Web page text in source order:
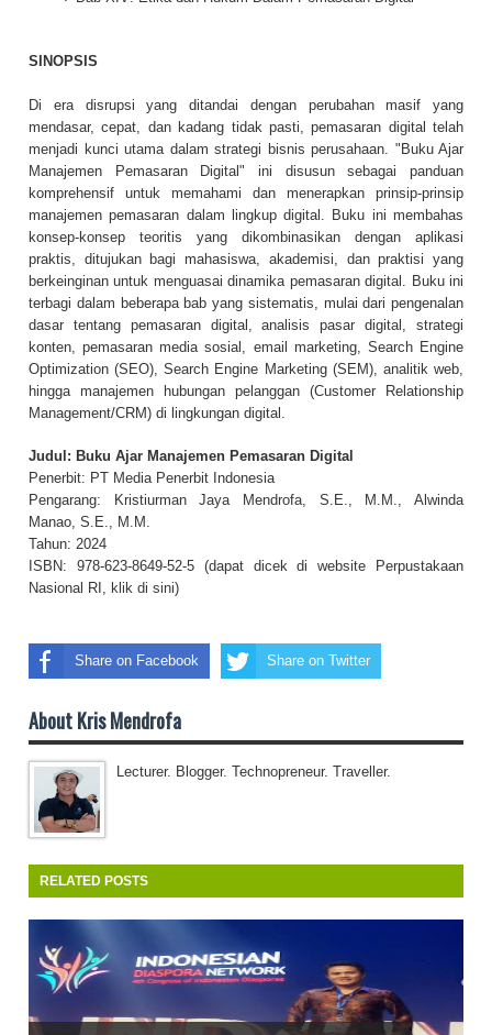
SINOPSIS
Di era disrupsi yang ditandai dengan perubahan masif yang
mendasar, cepat, dan kadang tidak pasti, pemasaran digital telah
menjadi kunci utama dalam strategi bisnis perusahaan. "Buku Ajar
Manajemen Pemasaran Digital" ini disusun sebagai panduan
komprehensif untuk memahami dan menerapkan prinsip-prinsip
manajemen pemasaran dalam lingkup digital. Buku ini membahas
konsep-konsep teoritis yang dikombinasikan dengan aplikasi
praktis, ditujukan bagi mahasiswa, akademisi, dan praktisi yang
berkeinginan untuk menguasai dinamika pemasaran digital. Buku ini
terbagi dalam beberapa bab yang sistematis, mulai dari pengenalan
dasar tentang pemasaran digital, analisis pasar digital, strategi
konten, pemasaran media sosial, email marketing, Search Engine
Optimization (SEO), Search Engine Marketing (SEM), analitik web,
hingga manajemen hubungan pelanggan (Customer Relationship
Management/CRM) di lingkungan digital.
Judul: Buku Ajar Manajemen Pemasaran Digital
Penerbit: PT Media Penerbit Indonesia
Pengarang: Kristiurman Jaya Mendrofa, S.E., M.M., Alwinda
Manao, S.E., M.M.
Tahun: 2024
ISBN: 978-623-8649-52-5 (dapat dicek di website Perpustakaan
Nasional RI, klik di sini)
Share on Facebook Share on Twitter
About Kris Mendrofa
Lecturer. Blogger. Technopreneur. Traveller.
RELATED POSTS